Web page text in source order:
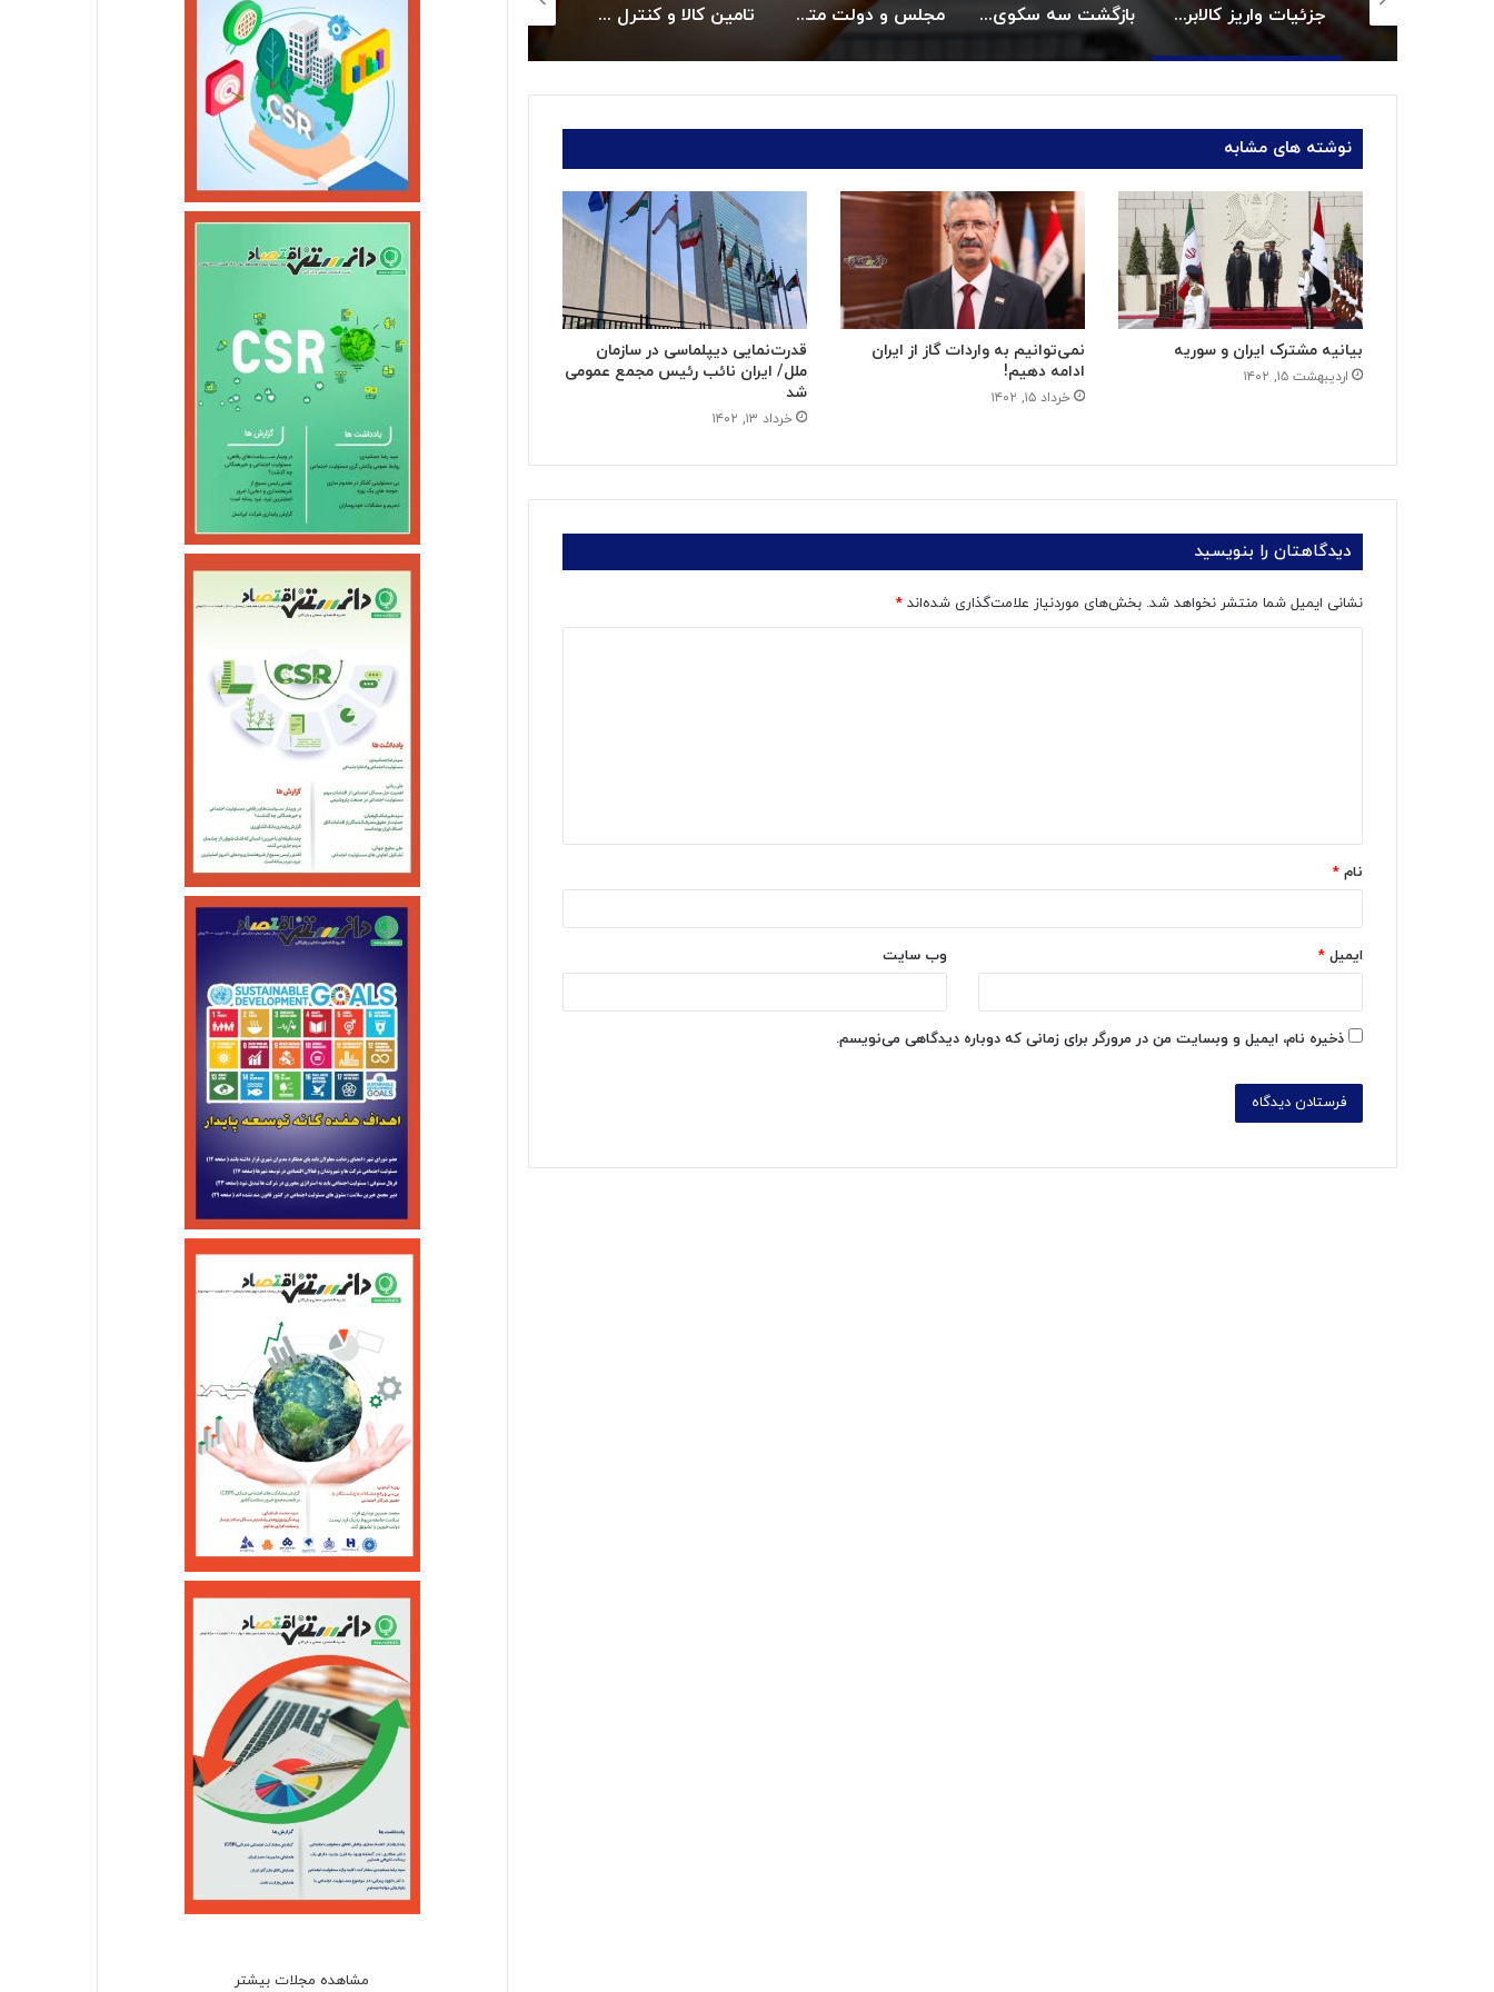
بازگشت سه سکوی پارس جنوبی به مدار تولید مجلس و دولت متعهد به حل بحران دارو و تجهیزات پزشکی شدند تامین کالا و کنترل قیمت هااز راهبردهای اصلی دولت است قیمت طلا در۲۷ اردیبهشت ۱۴۰۵ بهره‌برداری از ۲۵۷۷ مگاوات نیروگاه تجدیدپذیر جدید
نوشته های مشابه
بیانیه مشترک ایران و سوریه
اردیبهشت ۱۵, ۱۴۰۲
نمی‌توانیم به واردات گاز از ایران
ادامه دهیم!
خرداد ۱۵, ۱۴۰۲
قدرت‌نمایی دیپلماسی در سازمان
ملل/ ایران نائب رئیس مجمع عمومی
شد
خرداد ۱۳, ۱۴۰۲
دیدگاهتان را بنویسید
نشانی ایمیل شما منتشر نخواهد شد. بخش‌های موردنیاز علامت‌گذاری شده‌اند *
*
نام *
ایمیل * وب‌ سایت
ذخیره نام، ایمیل و وبسایت من در مرورگر برای زمانی که دوباره دیدگاهی می‌نویسم.
مشاهده مجلات بیشتر